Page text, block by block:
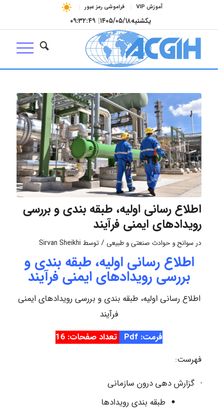
آموزش VIP فراموشی رمز عبور
یکشنبه۱۴۰۵/۰۵/۱۸| ۰۹:۳۲:۵۰
اطلاع رسانی اولیه، طبقه بندی و بررسی
رویدادهای ایمنی فرآیند
در سوانح و حوادث صنعتی و طبیعی / توسط Sirvan Sheikhi
اطلاع رسانی اولیه، طبقه بندی و
بررسی رویدادهای ایمنی فرآیند
اطلاع رسانی اولیه، طبقه بندی و بررسی رویدادهای ایمنی
فرآیند
فرمت: Pdf
تعداد صفحات: 16
فهرست:
گزارش دهی درون سازمانی
طبقه بندی رویدادها